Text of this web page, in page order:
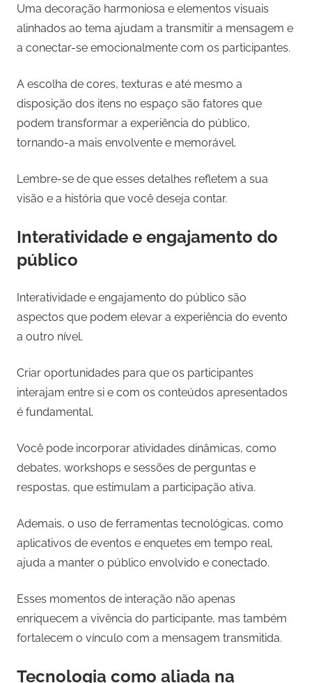
Uma decoração harmoniosa e elementos visuais
alinhados ao tema ajudam a transmitir a mensagem e
a conectar-se emocionalmente com os participantes.
A escolha de cores, texturas e até mesmo a
disposição dos itens no espaço são fatores que
podem transformar a experiência do público,
tornando-a mais envolvente e memorável.
Lembre-se de que esses detalhes refletem a sua
visão e a história que você deseja contar.
Interatividade e engajamento do
público
Interatividade e engajamento do público são
aspectos que podem elevar a experiência do evento
a outro nível.
Criar oportunidades para que os participantes
interajam entre si e com os conteúdos apresentados
é fundamental.
Você pode incorporar atividades dinâmicas, como
debates, workshops e sessões de perguntas e
respostas, que estimulam a participação ativa.
Ademais, o uso de ferramentas tecnológicas, como
aplicativos de eventos e enquetes em tempo real,
ajuda a manter o público envolvido e conectado.
Esses momentos de interação não apenas
enriquecem a vivência do participante, mas também
fortalecem o vínculo com a mensagem transmitida.
Tecnologia como aliada na